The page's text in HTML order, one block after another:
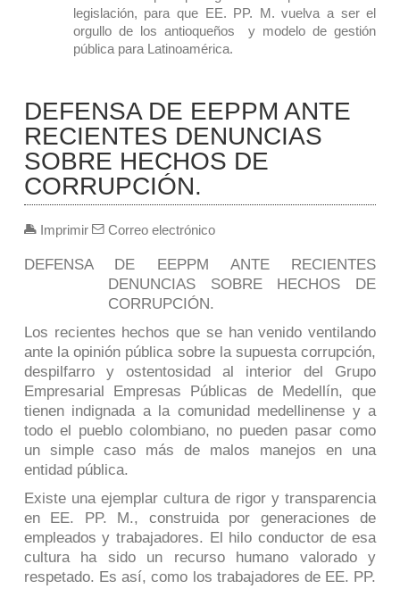
legislación, para que EE. PP. M. vuelva a ser el
orgullo de los antioqueños y modelo de gestión
pública para Latinoamérica.
DEFENSA DE EEPPM ANTE
RECIENTES DENUNCIAS
SOBRE HECHOS DE
CORRUPCIÓN.
Imprimir Correo electrónico
DEFENSA DE EEPPM ANTE RECIENTES
DENUNCIAS SOBRE HECHOS DE
CORRUPCIÓN.
Los recientes hechos que se han venido ventilando
ante la opinión pública sobre la supuesta corrupción,
despilfarro y ostentosidad al interior del Grupo
Empresarial Empresas Públicas de Medellín, que
tienen indignada a la comunidad medellinense y a
todo el pueblo colombiano, no pueden pasar como
un simple caso más de malos manejos en una
entidad pública.
Existe una ejemplar cultura de rigor y transparencia
en EE. PP. M., construida por generaciones de
empleados y trabajadores. El hilo conductor de esa
cultura ha sido un recurso humano valorado y
respetado. Es así, como los trabajadores de EE. PP.